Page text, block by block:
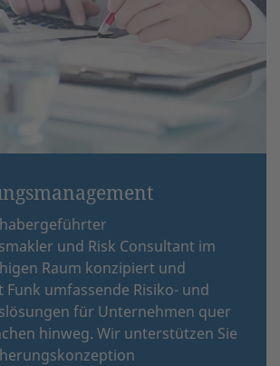
und Risk Consultant im
Raum konzipiert und
umfassende Risiko- und
für Unternehmen quer
hinweg. Wir unterstützen Sie